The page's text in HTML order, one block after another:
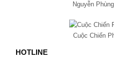
Nguyễn
Cuộc Chiến
HOTLINE